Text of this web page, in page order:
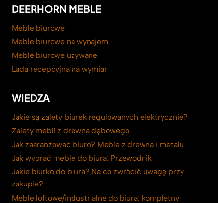
DEERHORN MEBLE
Meble biurowe
Meble biurowe na wynajem
Meble biurowe używane
Lada recepcyjna na wymiar
WIEDZA
Jakie są zalety biurek regulowanych elektrycznie?
Zalety mebli z drewna dębowego
Jak zaaranżować biuro? Meble z drewna i metalu
Jak wybrać meble do biura: Przewodnik
Jakie biurko do biura? Na co zwrócić uwagę przy
zakupie?
Meble loftowe/industrialne do biura: kompletny